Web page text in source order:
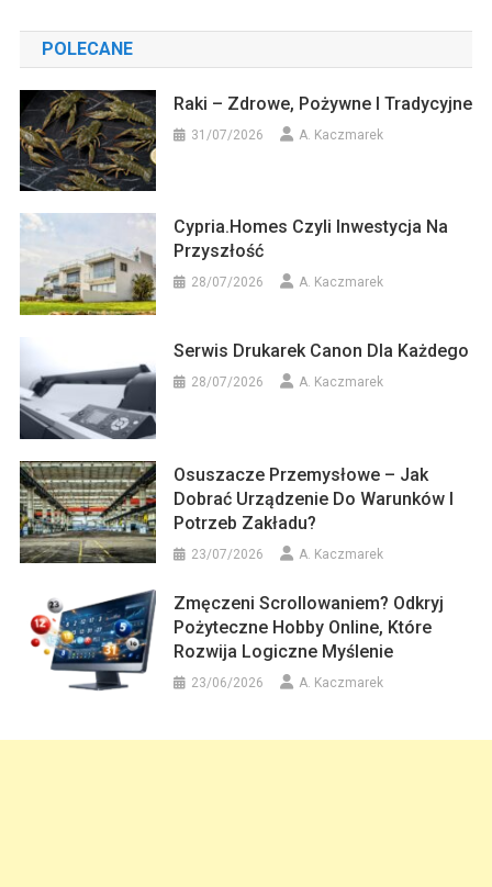
POLECANE
Raki – Zdrowe, Pożywne I Tradycyjne
31/07/2026 A. Kaczmarek
Cypria.homes Czyli Inwestycja Na
Przyszłość
28/07/2026 A. Kaczmarek
Serwis Drukarek Canon Dla Każdego
28/07/2026 A. Kaczmarek
Osuszacze Przemysłowe – Jak
Dobrać Urządzenie Do Warunków I
Potrzeb Zakładu?
23/07/2026 A. Kaczmarek
Zmęczeni Scrollowaniem? Odkryj
Pożyteczne Hobby Online, Które
Rozwija Logiczne Myślenie
23/06/2026 A. Kaczmarek